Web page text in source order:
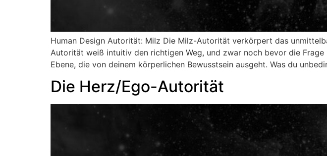
Human Design Autorität: Milz Die Milz-Autorität verkörpert das
Autorität weiß intuitiv den richtigen Weg, und zwar noch bevor die
Ebene, die von deinem körperlichen Bewusstsein ausgeht. Was du
Die Herz/Ego-Autorität